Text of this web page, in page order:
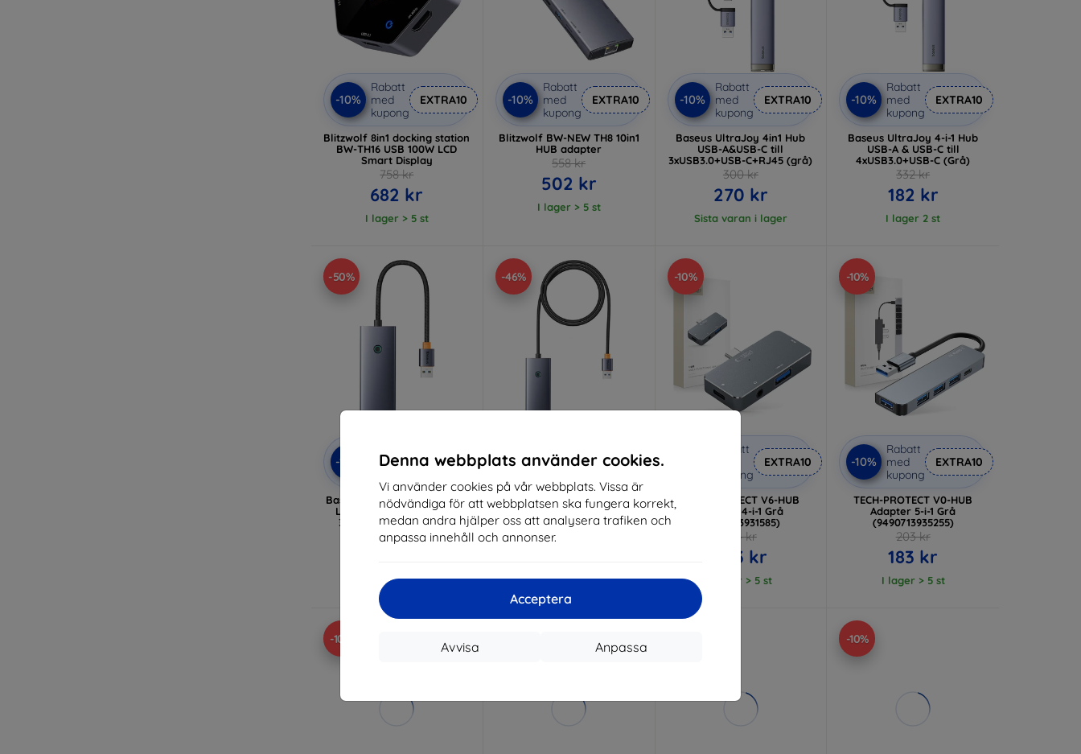
Denna webbplats använder cookies.
Vi använder cookies på vår webbplats. Vissa är
nödvändiga för att webbplatsen ska fungera korrekt,
medan andra hjälper oss att analysera trafiken och
anpassa innehåll och annonser.
Acceptera
Anpassa
Avvisa
-10%
Rabatt
med
kupong
EXTRA10
Blitzwolf 8in1 docking station
BW-TH16 USB 100W LCD
Smart Display
758 kr
682 kr
I lager > 5 st
-10%
Rabatt
med
kupong
EXTRA10
Blitzwolf BW-NEW TH8 10in1
HUB adapter
558 kr
502 kr
I lager > 5 st
-10%
Rabatt
med
kupong
EXTRA10
Baseus UltraJoy 4in1 Hub
USB-A&USB-C till
3xUSB3.0+USB-C+RJ45 (grå)
300 kr
270 kr
Sista varan i lager
-10%
Rabatt
med
kupong
EXTRA10
Baseus UltraJoy 4-i-1 Hub
USB-A & USB-C till
4xUSB3.0+USB-C (Grå)
332 kr
182 kr
I lager 2 st
-50%
-10%
med
EXTRA10
Baseus Hub UltraJoy Series
Lite 4-Port (USB till USB
3.0*4+Type-C 5V) (grå)
354 kr
Sista varan i lager
-46%
-10%
med
EXTRA10
Baseus Hub UltraJoy Serie
Lite 4-Port 100cm (USB till
USB3.0*4+Type-C 5V) (Grå)
366 kr
Sista varan i lager
-10%
Rabatt
kupong
EXTRA10
TECH-PROTECT V6-HUB
Adapter 4-i-1 Grå
(9490713931585)
314 kr
283 kr
I lager > 5 st
-10%
-10%
Rabatt
med
kupong
EXTRA10
TECH-PROTECT V0-HUB
Adapter 5-i-1 Grå
(9490713935255)
203 kr
183 kr
I lager > 5 st
-10% -10%